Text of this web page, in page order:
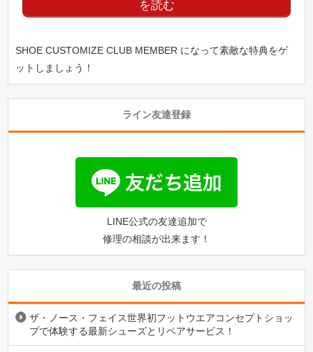
を読む
SHOE CUSTOMIZE CLUB MEMBER になって素敵な特典をゲ
ットしましょう！
ライン友達登録
LINE公式の友達追加で
修理の相談が出来ます！
最近の投稿
ザ・ノース・フェイス世界初フットウエアコンセプトショッ
プで体験する最新シューズとリペアサービス！